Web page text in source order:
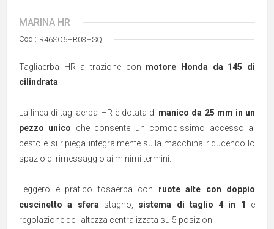
MARINA HR
Cod.: R46SO6HR03HSQ
Tagliaerba HR a trazione con motore Honda da 145 di
cilindrata
La linea di tagliaerba HR è dotata di manico da 25 mm in un
pezzo unico che consente un comodissimo accesso al
cesto e si ripiega integralmente sulla macchina riducendo lo
spazio di rimessaggio ai minimi termini.
Leggero e pratico tosaerba con ruote alte con doppio
cuscinetto a sfera stagno, sistema di taglio 4 in 1
e
regolazione dell'altezza centralizzata su 5 posizioni.